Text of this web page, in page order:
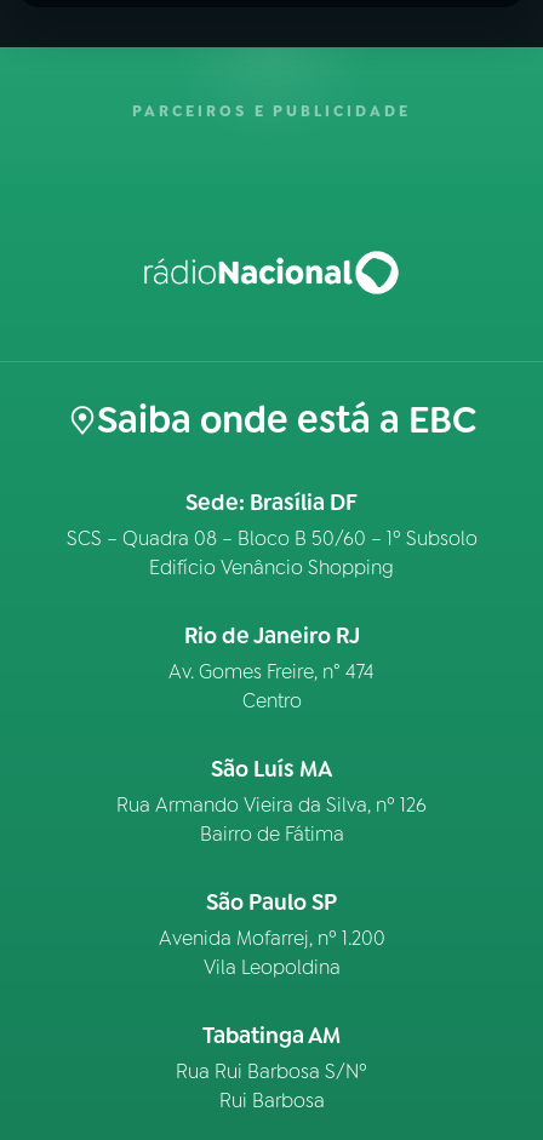
PARCEIROS E PUBLICIDADE
Saiba onde está a EBC
Sede: Brasília DF
SCS – Quadra 08 – Bloco B 50/60 – 1º Subsolo
Edifício Venâncio Shopping
Rio de Janeiro RJ
Av. Gomes Freire, n° 474
Centro
São Luís MA
Rua Armando Vieira da Silva, nº 126
Bairro de Fátima
São Paulo SP
Avenida Mofarrej, nº 1.200
Vila Leopoldina
Tabatinga AM
Rua Rui Barbosa S/Nº
Rui Barbosa